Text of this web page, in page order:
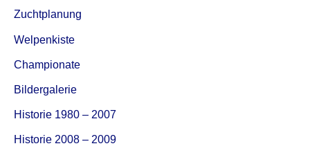
h
Zuchtplanung
Welpenkiste
Championate
Bildergalerie
Historie 1980 – 2007
Historie 2008 – 2009